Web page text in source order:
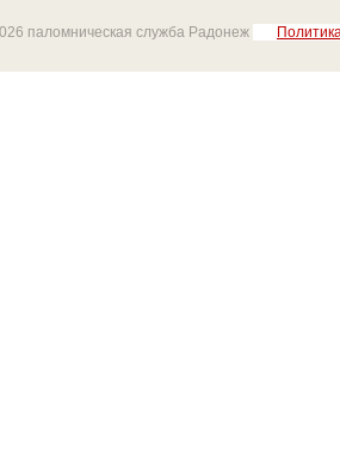
паломническая служба Радонеж